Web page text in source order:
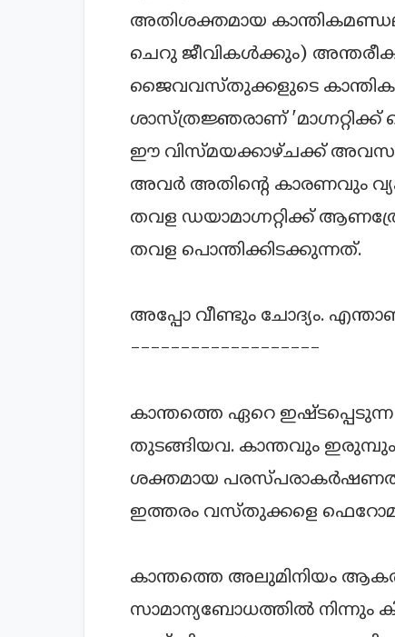
അതിശക്തമായ
ചെറു ജീവികള്‍ക്കും)
ജൈവവസ്തുക്കളുടെ
ശാസ്ത്രജ്ഞരാണ് 'മാഗ്നറ്റിക്ക്
ഈ വിസ്മയക്കാഴ്ചക്ക്
അവര്‍ അതിന്റെ കാരണവും
തവള ഡയാമാഗ്നറ്റിക്ക്
തവള പൊന്തിക്കിടക്കുന്നത്.
അപ്പോ വീണ്ടും ചോദ്യം.
-------------------
കാന്തത്തെ ഏറെ
തുടങ്ങിയവ. കാന്തവും
ശക്തമായ
ഇത്തരം വസ്തുക്കളെ
കാന്തത്തെ അലുമിനിയം
സാമാന്യബോധത്തില്‍ നിന്നും